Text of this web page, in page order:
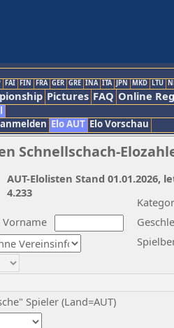
FAI FIN FRA GER GRE INA ITA JPN MKD LTU
Pictures FAQ Online
Elo AUT Elo Vorschau
Schnellschach-
Vorname
Spieler (Land=AUT)
AUT-Elolisten Stand 01.01.2026,
4.233